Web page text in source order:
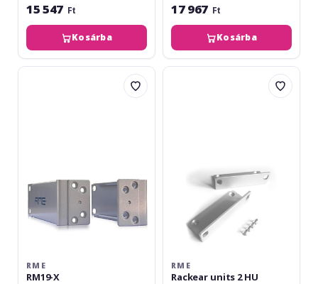
15 547 Ft
Kosárba
17 967 Ft
Kosárba
RME
RME
RM19-X
RME
RME
Rackear units 2 HU